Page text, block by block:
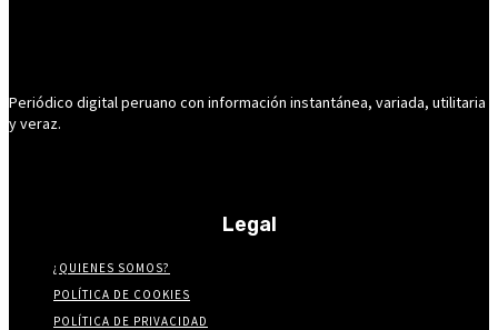
Periódico digital peruano con información instantánea, variada, utilitaria
y veraz.
Legal
¿QUIENES SOMOS?
POLÍTICA DE COOKIES
POLÍTICA DE PRIVACIDAD